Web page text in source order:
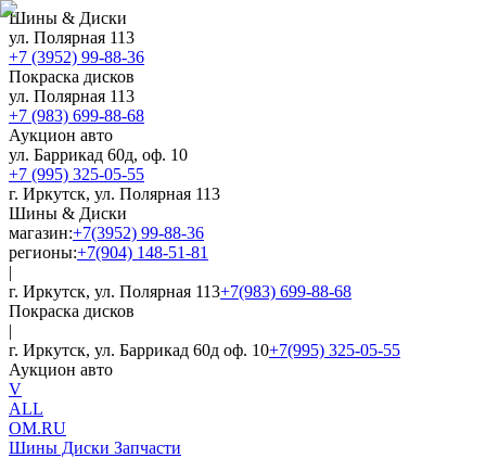
Шины & Диски
ул. Полярная 113
+7 (3952) 99-88-36
Покраска дисков
ул. Полярная 113
+7 (983) 699-88-68
Аукцион авто
ул. Баррикад 60д, оф. 10
+7 (995) 325-05-55
г. Иркутск, ул. Полярная 113
Шины & Диски
магазин:+7(3952) 99-88-36
регионы:+7(904) 148-51-81
|
г. Иркутск, ул. Полярная 113+7(983) 699-88-68
Покраска дисков
|
г. Иркутск, ул. Баррикад 60д оф. 10+7(995) 325-05-55
Аукцион авто
V
ALL
OM.RU
Шины Диски Запчасти